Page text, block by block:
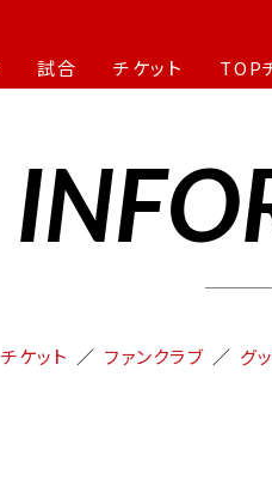
試合 チケット TOP
チケット ファンクラブ グ